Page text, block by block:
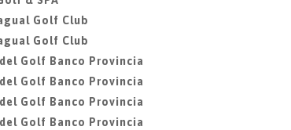
Golf Club
Golf Club
Golf Banco Provincia
Golf Banco Provincia
Golf Banco Provincia
Golf Banco Provincia